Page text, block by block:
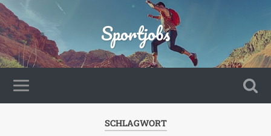
Sportjobs
SCHLAGWORT